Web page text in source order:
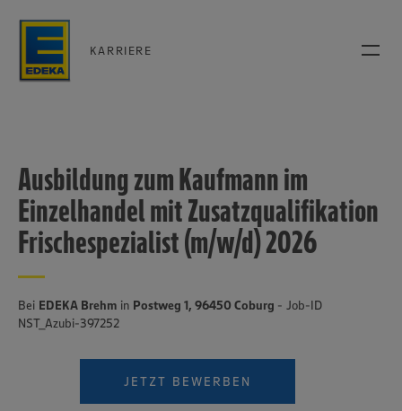
KARRIERE
Ausbildung zum Kaufmann im
Einzelhandel mit Zusatzqualifikation
Frischespezialist (m/w/d) 2026
Bei EDEKA Brehm in Postweg 1, 96450 Coburg - Job-ID
NST_Azubi-397252
JETZT BEWERBEN